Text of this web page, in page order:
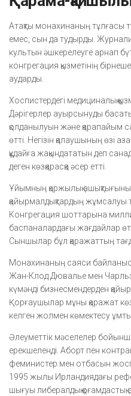
Атақты монахинаның тұлғасы
емес, сын да тудырды.
культын әшкерелеуге арнап
конгрегация қызметінің
аударды.
Хоспистердегі медициналық
Дәрігерлер ауырсынуды
қолданылуын және қарапайым
өтті. Негізін қалаушының өзі
құдайға жақындататын деп
деген көзқарасқа әсер етті.
Ұйымның қаржылық
қайырмалдықтардың жұмсалуы
Конгрегация шоттарына
баспаналардағы жағдайлар
Сыншылар бұл қаражаттың
Монахинаның саяси
Жан-Клод Дювалье мен Чарльз
күмәнді бизнесмендерден
Қорғаушылар мұны қаражат
келген жолмен көмектесу
Әлеуметтік мәселелер
ерекшеленді. Аборт пен
феминистер мен отбасын
1995 жылы Ирландиядағы
шығуы либералдық